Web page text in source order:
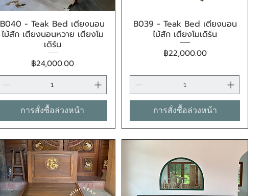
ดูข้อมูลด่วน
B040 - Teak Bed เตียงนอน
ไม้สัก เตียงนอนหวาย เตียงโม
เดิร์น
ราคา
฿24,000.00
การสั่งซื้อล่วงหน้า
ดูข้อมูลด่วน
B039 - Teak Bed เตียงนอน
ไม้สัก เตียงโมเดิร์น
ราคา
฿22,000.00
การสั่งซื้อล่วงหน้า